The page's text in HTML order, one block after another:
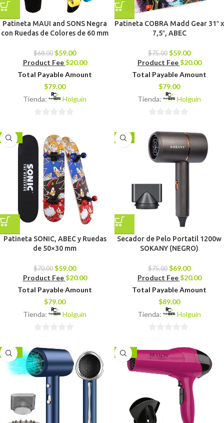
Patineta MAUI and SONS Negra
con Ruedas de Colores de 60 mm
$68.00 $59.00
Product Fee $20.00
Total Payable Amount
$79.00
Tienda:
Holguín
5
Patineta COBRA Madd Gear 31″ x
7,5″, ABEC
$75.00 $59.00
Product Fee $20.00
Total Payable Amount
$79.00
Tienda:
Holguín
de
5
-16%
Patineta SONIC, ABEC y Ruedas
de 50×30 mm
$70.00 $59.00
Product Fee $20.00
Total Payable Amount
$79.00
Tienda:
Holguín
de
5
-8%
Secador de Pelo Portatil 1200w
SOKANY (NEGRO)
$75.00 $69.00
Product Fee $20.00
Total Payable Amount
$89.00
Tienda:
Holguín
5
-14% -18%